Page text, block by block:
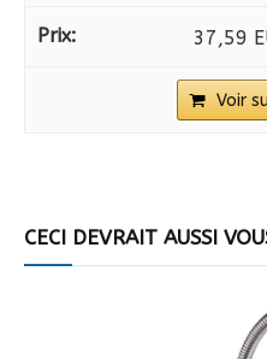
37,59
Voir
CECI DEVRAIT AUSSI